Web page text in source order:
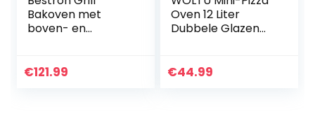
Bakoven met
boven- en
L, 1300W, rvs /
€121.99
Oven 12 Liter
Dubbele Glazen
Timer 0-250 ° C
€44.99